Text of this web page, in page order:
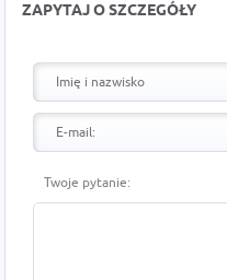
ZAPYTAJ O SZCZEGÓŁY
Twoje pytanie: